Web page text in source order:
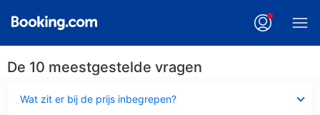
De 10 meestgestelde vragen
Wat zit er bij de prijs inbegrepen?